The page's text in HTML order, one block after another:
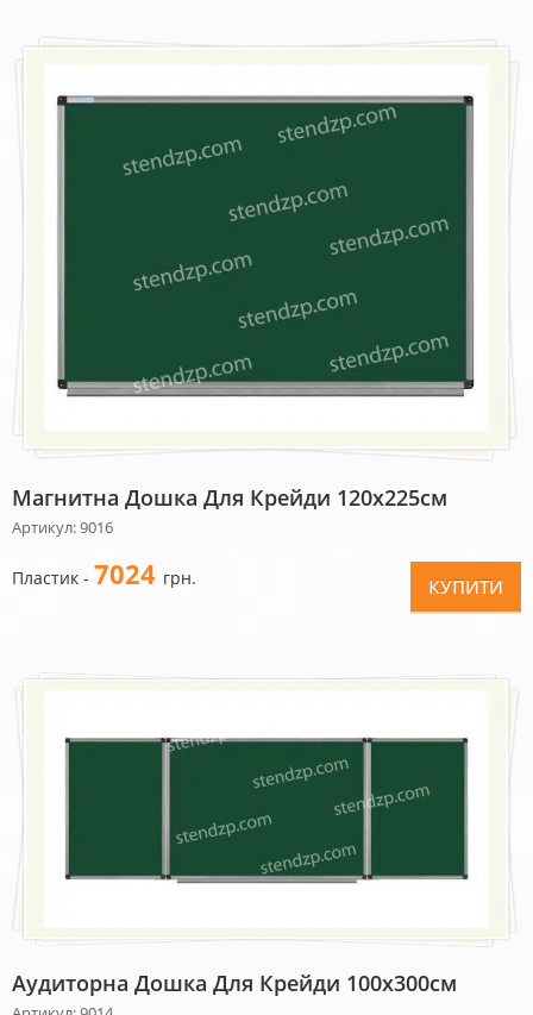
Магнитна Дошка Для Крейди 120х225см
Артикул: 9016
Пластик - 7024 грн. КУПИТИ
Аудиторна Дошка Для Крейди 100х300см